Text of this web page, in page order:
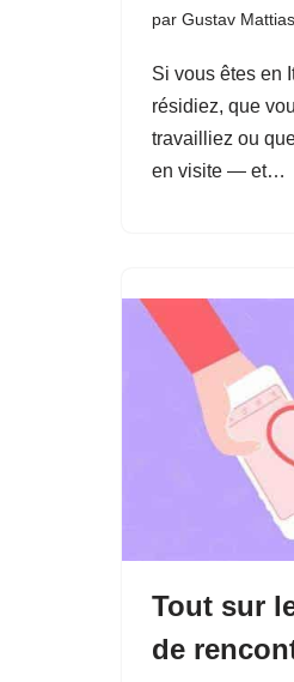
par Gustav Mattias
Si vous êtes en
résidiez, que
travailliez ou
en visite — et…
Tout sur
de